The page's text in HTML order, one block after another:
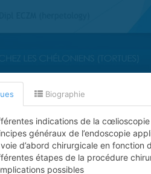
Biographie
indications de la
généraux de l’endoscopie
d’abord chirurgicale en fonction
étapes de la procédure
possibles